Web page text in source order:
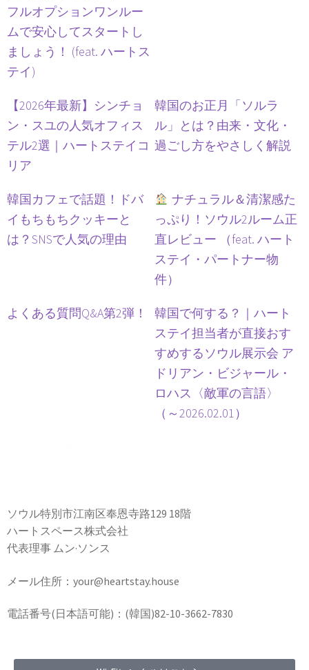
フルオプションワンルー
ムで安心してスタートし
ましょう！ (feat. ハートス
テイ)
【2026年最新】シンチョ
ン・スユの人気オフィス
テル2選｜ハートステイコ
リア
韓国のお正月「ソルラ
ル」とは？由来・文化・
過ごし方をやさしく解説
韓国カフェで話題！ドバ
イもちもちクッキーと
は？SNSで人気の理由
ナチュラル＆清潔感た
っぷり！ソウル2ルーム正
直レビュー （feat. ハート
ステイ・パートナー物
件）
よくある質問Q&A第2弾！
韓国で何する？｜ハート
ステイ担当者が直接おす
すめするソウル展示会 ア
ドリアン・ビジャール・
ロハス〈敵軍の言語〉
（～2026.02.01）
ソウル特別市江南区奉恩寺路129 18階
ハートスペース株式会社
代表理事 ムン·ソンス
メール住所：your@heartstay.house
電話番号(日本語可能)：(韓国)82-10-3662-7830